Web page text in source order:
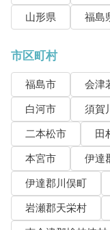
山形県
福島
市区町村
福島市 会津
白河市
須賀
二本松市
田
本宮市
伊達
伊達郡川俣町
岩瀬郡天栄村